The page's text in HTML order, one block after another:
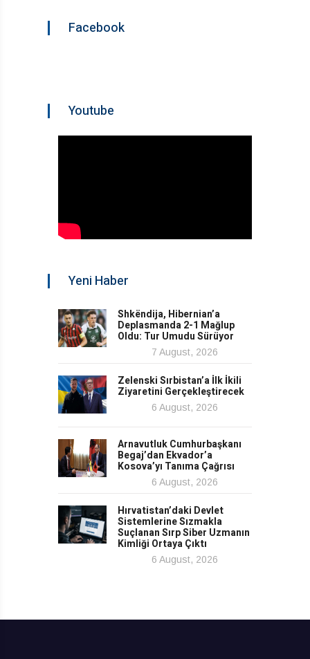
Facebook
Youtube
Yeni Haber
Shkëndija, Hibernian’a
Deplasmanda 2-1 Mağlup
Oldu: Tur Umudu Sürüyor
7 August, 2026
Zelenski Sırbistan’a İlk İkili
Ziyaretini Gerçekleştirecek
6 August, 2026
Arnavutluk Cumhurbaşkanı
Begaj’dan Ekvador’a
Kosova’yı Tanıma Çağrısı
6 August, 2026
Hırvatistan’daki Devlet
Sistemlerine Sızmakla
Suçlanan Sırp Siber Uzmanın
Kimliği Ortaya Çıktı
6 August, 2026